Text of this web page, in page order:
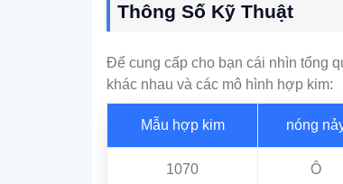
Thông Số Kỹ Thuật
Để cung cấp cho bạn cái nhìn tổng
khác nhau và các mô hình hợp kim:
Mẫu hợp kim nóng
1070 Ô